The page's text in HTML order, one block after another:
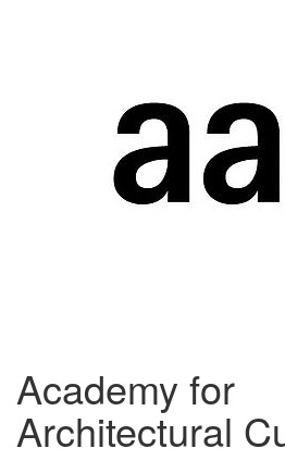
Academy for
Architectural